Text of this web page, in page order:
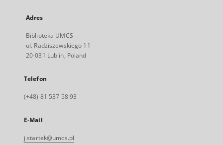
Adres
Biblioteka UMCS
ul. Radziszewskiego 11
20-031 Lublin, Poland
Telefon
(+48) 81 537 58 93
E-Mail
j.startek@umcs.pl